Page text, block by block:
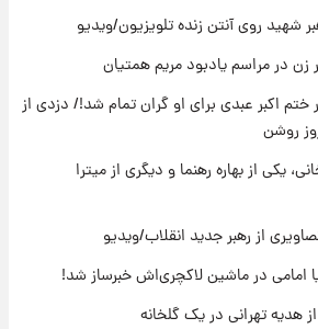
۱۹ ساعت پیش
پی رفتن رامین رضاییان+ عکس
۲۰ ساعت پیش
۲۰ ساعت پیش
با قدرتمندترین و بادوام ترین تانک جهان آشنا
شوید+ فیلم
شهید روی آنتن زنده تلویزیون/ویدیو
زن در مراسم یادبود مریم همتیان
ختم اکبر عبدی برای او گران تمام شد!/ دزدی از
روشن
یکی از بهاره رهنما و دیگری از میترا
از رهبر جدید انقلاب/ویدیو
امامی در ماشین لاکچری‌اش خبرساز شد!
هدیه تهرانی در یک گلخانه